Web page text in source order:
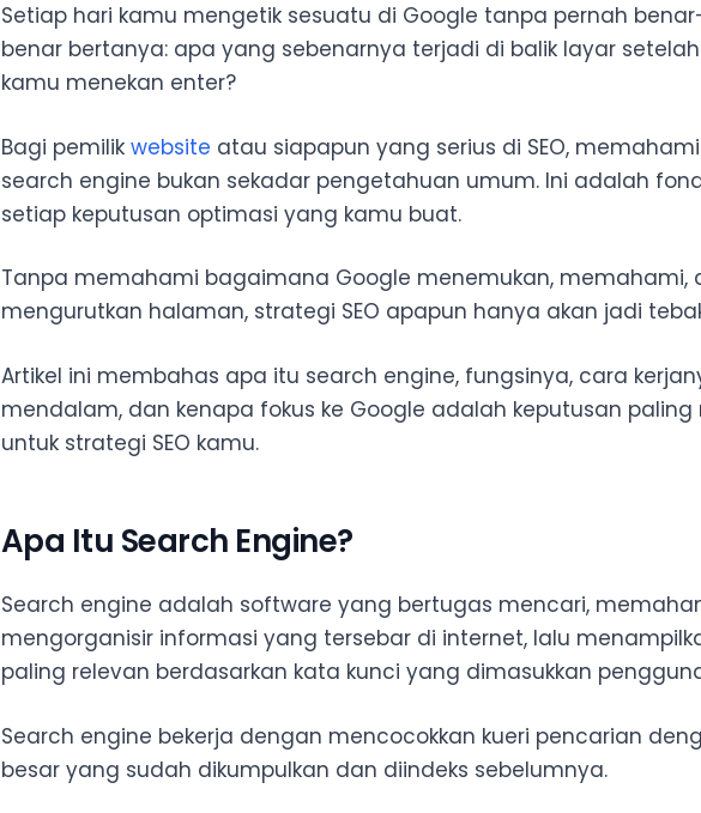
7. Wolfram Alpha
8. StartPage
9. Search Encrypt
10. Gibiru
11. OnceSearch
12. Baidu
14. Looksmart
16. Ecosia
17. Ask
Setiap hari kamu mengetik sesuatu di Google tanpa pernah
benar bertanya: apa yang sebenarnya terjadi di balik layar setelah
kamu menekan enter?
Bagi pemilik website atau siapapun yang serius di SEO,
search engine bukan sekadar pengetahuan umum. Ini adalah
setiap keputusan optimasi yang kamu buat.
Tanpa memahami bagaimana Google menemukan, memahami,
mengurutkan halaman, strategi SEO apapun hanya akan jadi
Artikel ini membahas apa itu search engine, fungsinya, cara
mendalam, dan kenapa fokus ke Google adalah keputusan paling
untuk strategi SEO kamu.
Apa Itu Search Engine?
Search engine adalah software yang bertugas mencari,
mengorganisir informasi yang tersebar di internet, lalu
paling relevan berdasarkan kata kunci yang dimasukkan
Search engine bekerja dengan mencocokkan kueri pencarian
besar yang sudah dikumpulkan dan diindeks sebelumnya.